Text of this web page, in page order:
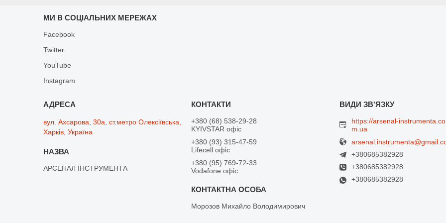
МИ В СОЦІАЛЬНИХ МЕРЕЖАХ
Facebook
Twitter
YouTube
Instagram
вул. Ахсарова, 30а, ст.метро Олексіївська,
Харків, Україна
АРСЕНАЛ ІНСТРУМЕНТА
+380 (68) 538-29-28
KYIVSTAR офіс
+380 (93) 315-47-59
Lifecell офіс
+380 (95) 769-72-33
Vodafone офіс
Морозов Михайло Володимирович
https://arsenal-instrumenta.co
m.ua
+380685382928
+380685382928
+380685382928